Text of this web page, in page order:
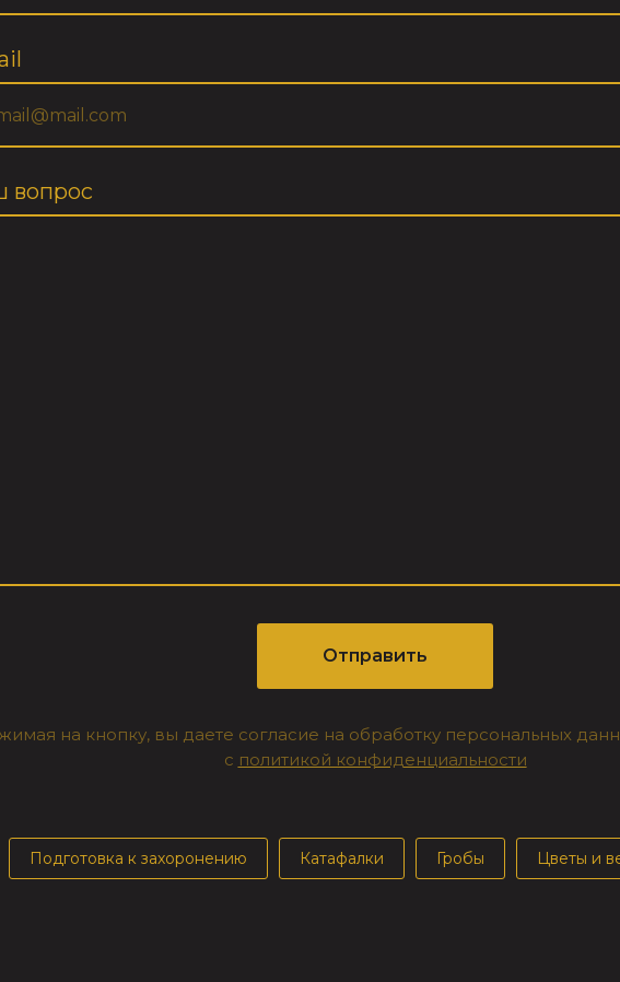
вопрос
Отправить
на кнопку, вы даете согласие на обработку персональных
c политикой конфиденциальности
Подготовка к захоронению Катафалки Гробы Цветы и